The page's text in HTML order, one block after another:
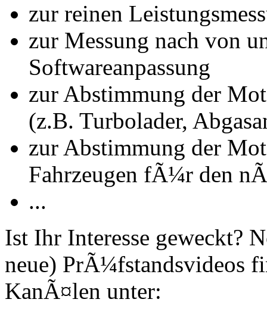
zur reinen
zur Messung nach von
Softwareanpassung
zur Abstimmung der
(z.B. Turbolader,
zur Abstimmung der
Fahrzeugen fÃ¼r den
...
Ist Ihr Interesse geweckt?
neue) PrÃ¼fstandsvideos
KanÃ¤len unter: